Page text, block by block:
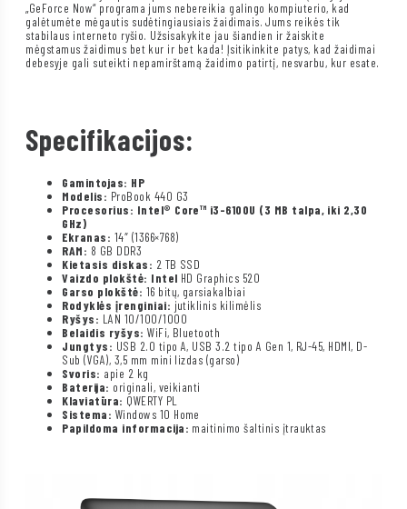
„GeForce Now“ programa jums nebereikia galingo kompiuterio, kad
galėtumėte mėgautis sudėtingiausiais žaidimais. Jums reikės tik
stabilaus interneto ryšio. Užsisakykite jau šiandien ir žaiskite
mėgstamus žaidimus bet kur ir bet kada! Įsitikinkite patys, kad žaidimai
debesyje gali suteikti nepamirštamą žaidimo patirtį, nesvarbu, kur esate.
Specifikacijos:
Gamintojas: HP
Modelis: ProBook 440 G3
Procesorius: Intel® Core™ i3-6100U (3 MB talpa, iki 2,30
GHz)
Ekranas: 14″ (1366×768)
RAM: 8 GB DDR3
Kietasis diskas: 2 TB SSD
Vaizdo plokštė: Intel HD Graphics 520
Garso plokštė: 16 bitų, garsiakalbiai
Rodyklės įrenginiai: jutiklinis kilimėlis
Ryšys: LAN 10/100/1000
Belaidis ryšys: WiFi, Bluetooth
Jungtys: USB 2.0 tipo A, USB 3.2 tipo A Gen 1, RJ-45, HDMI, D-
Sub (VGA), 3,5 mm mini lizdas (garso)
Svoris: apie 2 kg
Baterija: originali, veikianti
Klaviatūra: QWERTY PL
Sistema: Windows 10 Home
Papildoma informacija: maitinimo šaltinis įtrauktas